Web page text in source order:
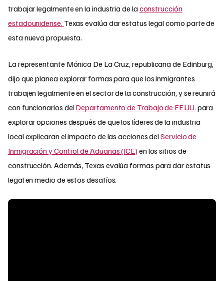
trabajar legalmente en la industria de laconstrucción
estadounidense. Texas evalúa dar estatus legal como parte de
esta nueva propuesta.
La representante Mónica De La Cruz, republicana de Edinburg,
dijo que planea explorar formas para que los inmigrantes
trabajen legalmente en el sector de la construcción, y se reunirá
con funcionarios del Departamento de Trabajo de EE.UU. para
explorar opciones después de que los líderes de la industria
local explicaran el impacto de las acciones delServicio de
Inmigración y Control de Aduanas (ICE)en los sitios de
construcción. Además, Texas evalúa formas para dar estatus
legal en medio de estos desafíos.